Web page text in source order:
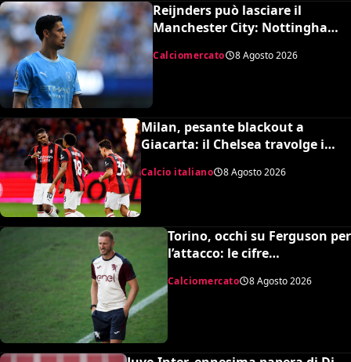
Reijnders può lasciare il
Manchester City: Nottingham
Calciomercato 8 Agosto 2026
Milan, pesante blackout a
Giacarta: il Chelsea travolge i
rossoneri 3-0 in amichevole
Calcio italiano 8 Agosto 2026
Torino, occhi su Ferguson per
l’attacco: le cifre
Calciomercato 8 Agosto 2026